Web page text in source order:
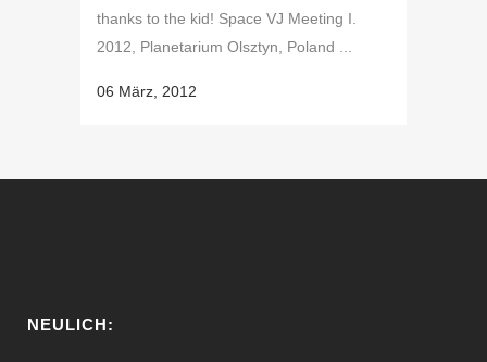
thanks to the kid! Space VJ Meeting I.
2012, Planetarium Olsztyn, Poland ...
06 März, 2012
NEULICH: